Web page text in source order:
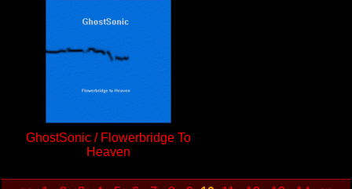
GhostSonic / Flowerbridge To
Heaven